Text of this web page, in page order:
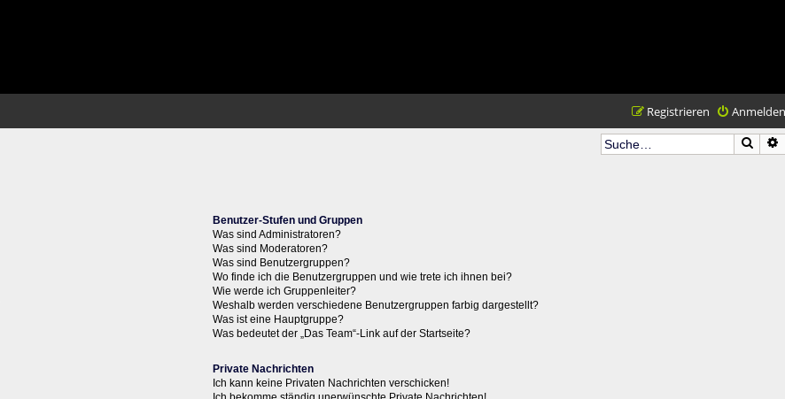
Anmelden
Registrieren
Benutzer-Stufen und Gruppen
Was sind Administratoren?
Was sind Moderatoren?
Was sind Benutzergruppen?
Wo finde ich die Benutzergruppen und wie trete ich ihnen bei?
Wie werde ich Gruppenleiter?
Weshalb werden verschiedene Benutzergruppen farbig dargestellt?
Was ist eine Hauptgruppe?
Was bedeutet der „Das Team“-Link auf der Startseite?
Private Nachrichten
Ich kann keine Privaten Nachrichten verschicken!